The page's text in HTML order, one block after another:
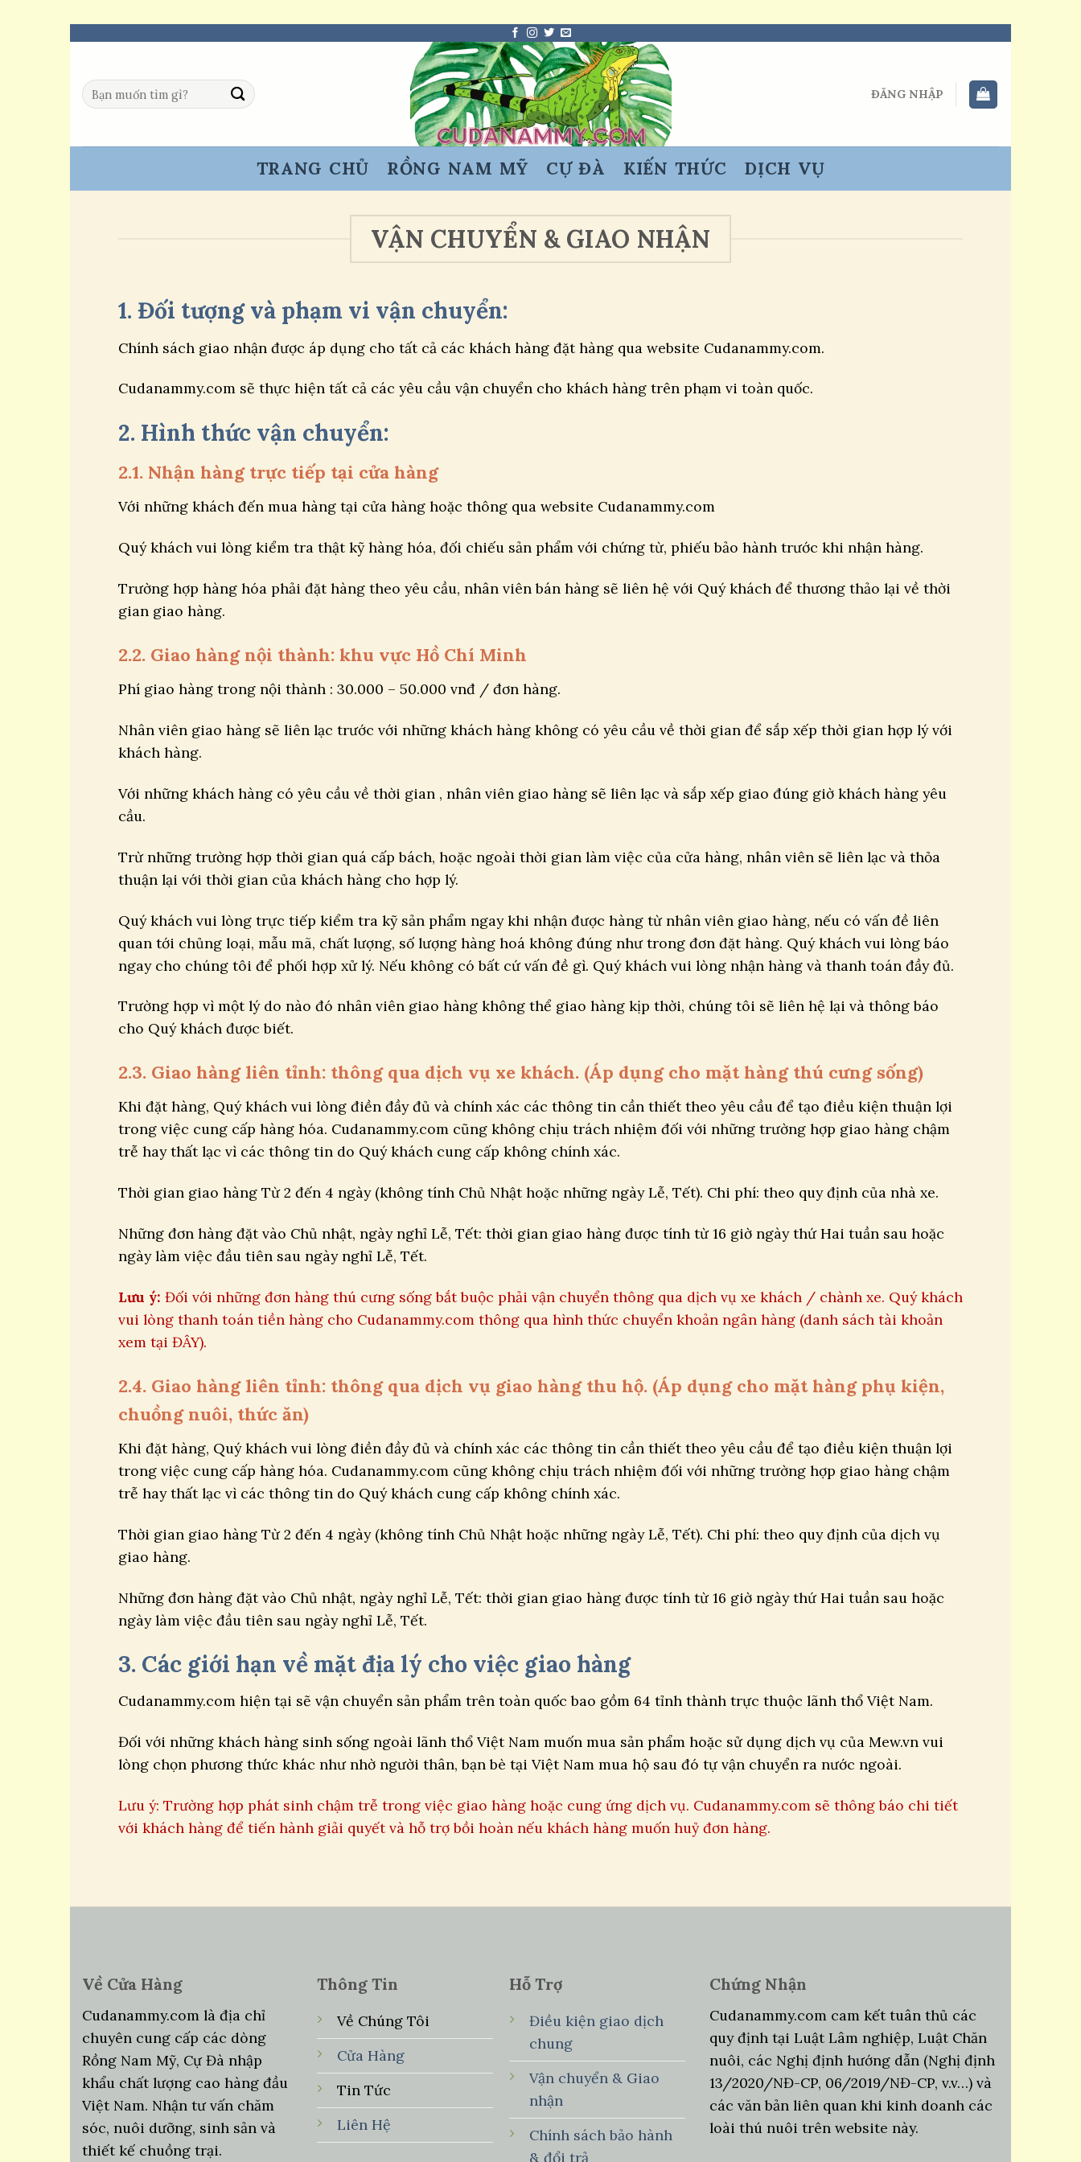
content
Tìm
kiếm:
ĐĂNG NHẬP
TRANG CHỦ RỒNG NAM MỸ CỰ ĐÀ KIẾN THỨC DỊCH VỤ
VẬN CHUYỂN & GIAO NHẬN
1. Đối tượng và phạm vi vận chuyển:
Chính sách giao nhận được áp dụng cho tất cả các khách hàng đặt hàng qua website Cudanammy.com.
Cudanammy.com sẽ thực hiện tất cả các yêu cầu vận chuyển cho khách hàng trên phạm vi toàn quốc.
2. Hình thức vận chuyển:
2.1. Nhận hàng trực tiếp tại cửa hàng
Với những khách đến mua hàng tại cửa hàng hoặc thông qua website Cudanammy.com
Quý khách vui lòng kiểm tra thật kỹ hàng hóa, đối chiếu sản phẩm với chứng từ, phiếu bảo hành trước khi nhận hàng.
Trường hợp hàng hóa phải đặt hàng theo yêu cầu, nhân viên bán hàng sẽ liên hệ với Quý khách để thương thảo lại về thời
gian giao hàng.
2.2. Giao hàng nội thành: khu vực Hồ Chí Minh
Phí giao hàng trong nội thành : 30.000 – 50.000 vnđ / đơn hàng.
Nhân viên giao hàng sẽ liên lạc trước với những khách hàng không có yêu cầu về thời gian để sắp xếp thời gian hợp lý với
khách hàng.
Với những khách hàng có yêu cầu về thời gian , nhân viên giao hàng sẽ liên lạc và sắp xếp giao đúng giờ khách hàng yêu
cầu.
Trừ những trường hợp thời gian quá cấp bách, hoặc ngoài thời gian làm việc của cửa hàng, nhân viên sẽ liên lạc và thỏa
thuận lại với thời gian của khách hàng cho hợp lý.
Quý khách vui lòng trực tiếp kiểm tra kỹ sản phẩm ngay khi nhận được hàng từ nhân viên giao hàng, nếu có vấn đề liên
quan tới chủng loại, mẫu mã, chất lượng, số lượng hàng hoá không đúng như trong đơn đặt hàng. Quý khách vui lòng báo
ngay cho chúng tôi để phối hợp xử lý. Nếu không có bất cứ vấn đề gì. Quý khách vui lòng nhận hàng và thanh toán đầy đủ.
Trường hợp vì một lý do nào đó nhân viên giao hàng không thể giao hàng kịp thời, chúng tôi sẽ liên hệ lại và thông báo
cho Quý khách được biết.
2.3. Giao hàng liên tỉnh: thông qua dịch vụ xe khách. (Áp dụng cho mặt hàng thú cưng sống)
Khi đặt hàng, Quý khách vui lòng điền đầy đủ và chính xác các thông tin cần thiết theo yêu cầu để tạo điều kiện thuận lợi
trong việc cung cấp hàng hóa. Cudanammy.com cũng không chịu trách nhiệm đối với những trường hợp giao hàng chậm
trễ hay thất lạc vì các thông tin do Quý khách cung cấp không chính xác.
Thời gian giao hàng Từ 2 đến 4 ngày (không tính Chủ Nhật hoặc những ngày Lễ, Tết). Chi phí: theo quy định của nhà xe.
Những đơn hàng đặt vào Chủ nhật, ngày nghỉ Lễ, Tết: thời gian giao hàng được tính từ 16 giờ ngày thứ Hai tuần sau hoặc
ngày làm việc đầu tiên sau ngày nghỉ Lễ, Tết.
Lưu ý: Đối với những đơn hàng thú cưng sống bắt buộc phải vận chuyển thông qua dịch vụ xe khách / chành xe. Quý khách
vui lòng thanh toán tiền hàng cho Cudanammy.com thông qua hình thức chuyển khoản ngân hàng (danh sách tài khoản
xem tại ĐÂY).
2.4. Giao hàng liên tỉnh: thông qua dịch vụ giao hàng thu hộ. (Áp dụng cho mặt hàng phụ kiện,
chuồng nuôi, thức ăn)
Khi đặt hàng, Quý khách vui lòng điền đầy đủ và chính xác các thông tin cần thiết theo yêu cầu để tạo điều kiện thuận lợi
trong việc cung cấp hàng hóa. Cudanammy.com cũng không chịu trách nhiệm đối với những trường hợp giao hàng chậm
trễ hay thất lạc vì các thông tin do Quý khách cung cấp không chính xác.
Thời gian giao hàng Từ 2 đến 4 ngày (không tính Chủ Nhật hoặc những ngày Lễ, Tết). Chi phí: theo quy định của dịch vụ
giao hàng.
Những đơn hàng đặt vào Chủ nhật, ngày nghỉ Lễ, Tết: thời gian giao hàng được tính từ 16 giờ ngày thứ Hai tuần sau hoặc
ngày làm việc đầu tiên sau ngày nghỉ Lễ, Tết.
3. Các giới hạn về mặt địa lý cho việc giao hàng
Cudanammy.com hiện tại sẽ vận chuyển sản phẩm trên toàn quốc bao gồm 64 tỉnh thành trực thuộc lãnh thổ Việt Nam.
Đối với những khách hàng sinh sống ngoài lãnh thổ Việt Nam muốn mua sản phẩm hoặc sử dụng dịch vụ của Mew.vn vui
lòng chọn phương thức khác như nhờ người thân, bạn bè tại Việt Nam mua hộ sau đó tự vận chuyển ra nước ngoài.
Lưu ý: Trường hợp phát sinh chậm trễ trong việc giao hàng hoặc cung ứng dịch vụ. Cudanammy.com sẽ thông báo chi tiết
với khách hàng để tiến hành giải quyết và hỗ trợ bồi hoàn nếu khách hàng muốn huỷ đơn hàng.
Về Cửa Hàng
Cudanammy.com là địa chỉ
chuyên cung cấp các dòng
Rồng Nam Mỹ, Cự Đà nhập
khẩu chất lượng cao hàng đầu
Việt Nam. Nhận tư vấn chăm
sóc, nuôi dưỡng, sinh sản và
thiết kế chuồng trại.
Thông Tin
Về Chúng Tôi
Cửa Hàng
Tin Tức
Liên Hệ
Hỗ Trợ
Điều kiện giao dịch
chung
Vận chuyển & Giao
nhận
Chính sách bảo hành
& đổi trả
Chứng Nhận
Cudanammy.com cam kết tuân thủ các
quy định tại Luật Lâm nghiệp, Luật Chăn
nuôi, các Nghị định hướng dẫn (Nghị định
13/2020/NĐ-CP, 06/2019/NĐ-CP, v.v…) và
các văn bản liên quan khi kinh doanh các
loài thú nuôi trên website này.